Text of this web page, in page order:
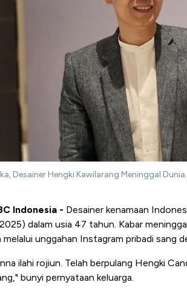
Desainer Hengki Kawilarang Meninggal
Indonesia - Desainer kenamaan
dalam usia 47 tahun. Kabar
melalui unggahan Instagram pribadi sang
ilahi rojiun. Telah berpulang Hengki
bunyi pernyataan keluarga.